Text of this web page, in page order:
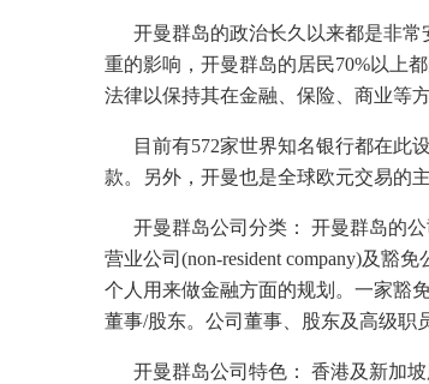
开曼群岛的政治长久以来都是非常
重的影响，开曼群岛的居民70%以上
法律以保持其在金融、保险、商业等
目前有572家世界知名银行都在此
款。另外，开曼也是全球欧元交易的
开曼群岛公司分类： 开曼群岛的公
营业公司(non-resident company)及豁免
个人用来做金融方面的规划。一家豁
董事/股东。公司董事、股东及高级职
开曼群岛公司特色： 香港及新加坡